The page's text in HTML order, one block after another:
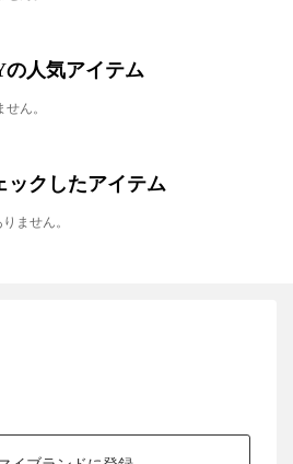
の人気アイテム
ん。
ックしたアイテム
ません。